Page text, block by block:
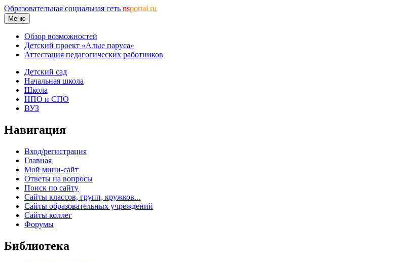
Образовательная социальная сеть nsportal.ru
Меню
Обзор возможностей
Детский проект «Алые паруса»
Аттестация педагогических работников
Детский сад
Начальная школа
Школа
НПО и СПО
ВУЗ
Навигация
Вход/регистрация
Главная
Мой мини-сайт
Ответы на вопросы
Поиск по сайту
Сайты классов, групп, кружков...
Сайты образовательных учреждений
Сайты коллег
Форумы
Библиотека